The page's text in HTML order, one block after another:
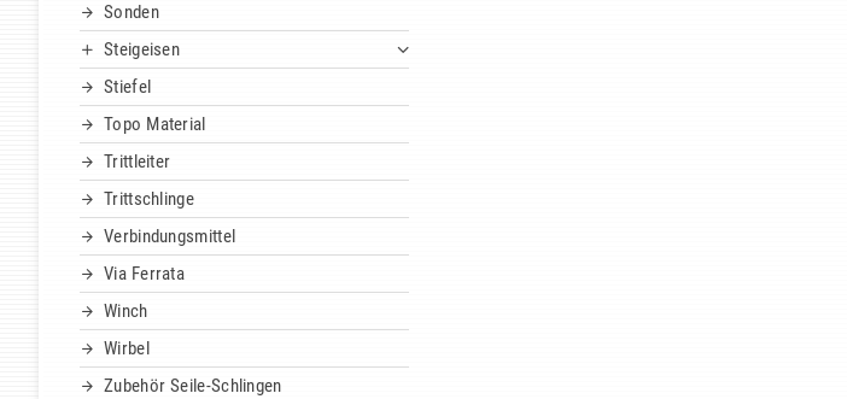
Sonden
Steigeisen
Stiefel
Topo Material
Trittleiter
Trittschlinge
Verbindungsmittel
Via Ferrata
Winch
Wirbel
Zubehör Seile-Schlingen